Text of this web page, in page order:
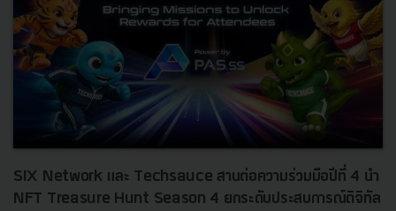
SIX Network และ Techsauce สานต่อความร่วมมือปีที่ 4 นำ
NFT Treasure Hunt Season 4 ยกระดับประสบการณ์ดิจิทัล